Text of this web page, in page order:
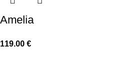
Amelia
119.00 €